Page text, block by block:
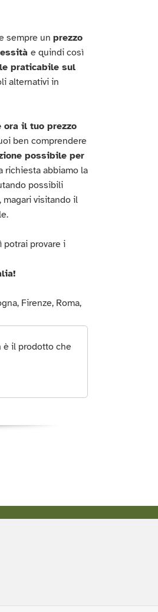
sempre unprezzo
e quindi così
praticabile sul
alternativi in
ora il tuo prezzo
ben comprendere
possibile per
richiesta abbiamo la
possibili
magari visitando il
potrai provare i
Firenze, Roma,
è il prodotto che